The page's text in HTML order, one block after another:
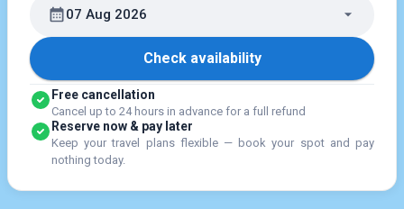
07 Aug 2026
Check availability
Free cancellation
Cancel up to 24 hours in advance for a full refund
Reserve now & pay later
Keep your travel plans flexible — book your spot and pay
nothing today.